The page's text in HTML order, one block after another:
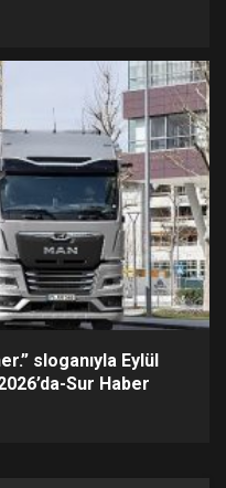
sloganıyla Eylül
Sur Haber